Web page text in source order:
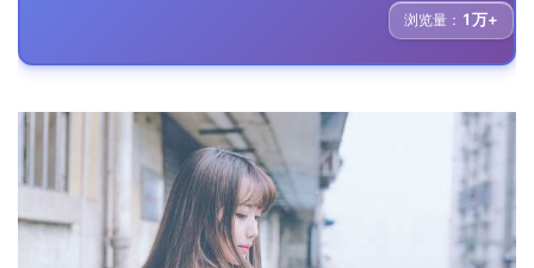
浏览量： 1万+